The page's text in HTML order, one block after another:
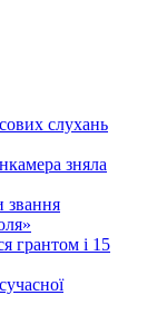
слухань
зняла
звання
грантом і 15